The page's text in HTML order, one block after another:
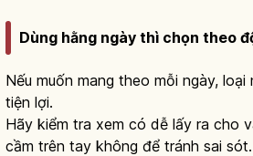
Dùng hằng ngày thì chọn theo
Nếu muốn mang theo mỗi ngày,
tiện lợi.
Hãy kiểm tra xem có dễ lấy ra cho
cầm trên tay không để tránh sai sót.